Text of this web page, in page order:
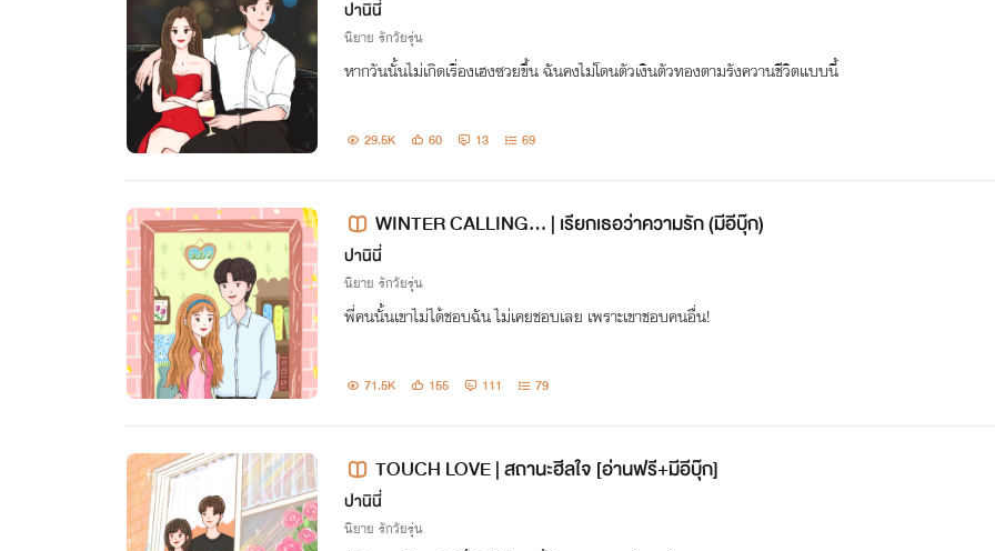
ปานินี่
นิยาย รักวัยรุ่น
หากวันนั้นไม่เกิดเรื่องเฮงซวยขึ้น ฉันคงไม่โดนตัวเงินตัวทองตามรังควานชีวิตแบบนี้
29.5K 60 13 69
WINTER CALLING… | เรียกเธอว่าความรัก (มีอีบุ๊ก)
ปานินี่
นิยาย รักวัยรุ่น
พี่คนนั้นเขาไม่ได้ชอบฉัน ไม่เคยชอบเลย เพราะเขาชอบคนอื่น!
71.5K 155 111 79
TOUCH LOVE | สถานะฮีลใจ [อ่านฟรี+มีอีบุ๊ก]
ปานินี่
นิยาย รักวัยรุ่น